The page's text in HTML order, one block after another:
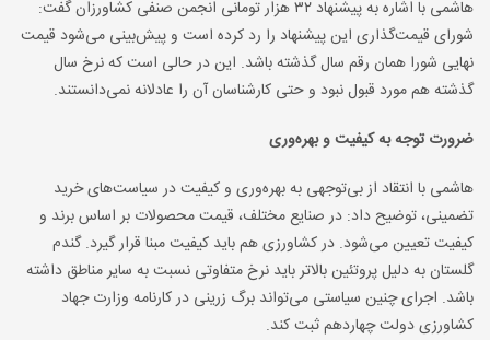
هاشمی با اشاره به پیشنهاد ۳۲ هزار تومانی انجمن صنفی کشاورزان گفت:
شورای قیمت‌گذاری این پیشنهاد را رد کرده است و پیش‌بینی می‌شود قیمت
نهایی شورا همان رقم سال گذشته باشد. این در حالی است که نرخ سال
گذشته هم مورد قبول نبود و حتی کارشناسان آن را عادلانه نمی‌دانستند.
ضرورت توجه به کیفیت و بهره‌وری
هاشمی با انتقاد از بی‌توجهی به بهره‌وری و کیفیت در سیاست‌های خرید
تضمینی، توضیح داد: در صنایع مختلف، قیمت محصولات بر اساس برند و
کیفیت تعیین می‌شود. در کشاورزی هم باید کیفیت مبنا قرار گیرد. گندم
گلستان به دلیل پروتئین بالاتر باید نرخ متفاوتی نسبت به سایر مناطق داشته
باشد. اجرای چنین سیاستی می‌تواند برگ زرینی در کارنامه وزارت جهاد
کشاورزی دولت چهاردهم ثبت کند.